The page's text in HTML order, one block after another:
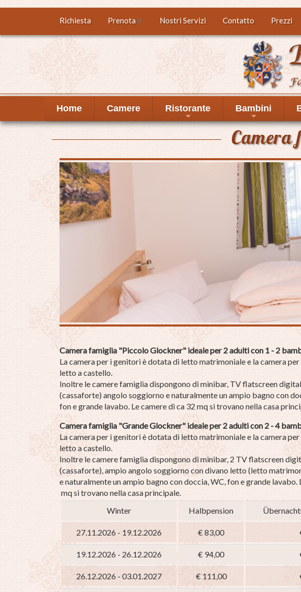
contenuto
Top
menu
Richiesta Prenota Nostri Servizi Contatto Prezzi
Home Camere
+
Ristorante
+
Bambini
Camera famiglia "Piccolo Glockner" ideale per 2 adulti con 1 - 2
La camera per i genitori è dotata di letto matrimoniale e la camera
letto a castello.
Inoltre le camere famiglia dispongono di minibar, TV flatscreen
(cassaforte) angolo soggiorno e naturalmente un ampio bagno con
fon e grande lavabo. Le camere di ca 32 mq si trovano nella casa
Camera famiglia "Grande Glockner" ideale per 2 adulti con 2 - 4
La camera per i genitori è dotata di letto matrimoniale e la camera
letto a castello.
Inoltre le camere famiglia dispongono di minibar, 2 TV flatscreen
(cassaforte), ampio angolo soggiorno con divano letto (letto
e naturalmente un ampio bagno con doccia, WC, fon e grande lavabo.
mq si trovano nella casa principale.
Winter
Halbpension
27.11.2026 - 19.12.2026 € 83,00
19.12.2026 - 26.12.2026 € 94,00
26.12.2026 - 03.01.2027 € 111,00